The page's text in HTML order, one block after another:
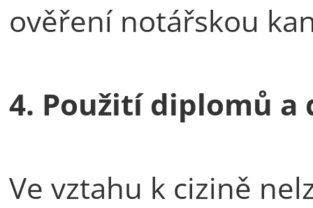
ověření notářskou
4. Použití diplomů
Ve vztahu k cizině